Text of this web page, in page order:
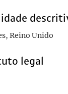
Reino Unido
legal